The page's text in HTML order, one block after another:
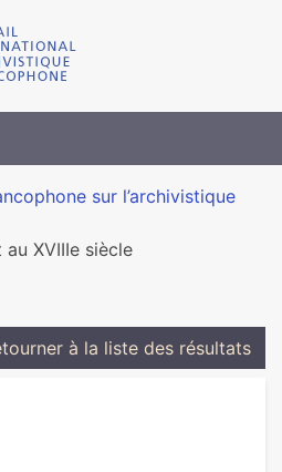
sur l’archivistique
XVIIIe siècle
à la liste des résultats